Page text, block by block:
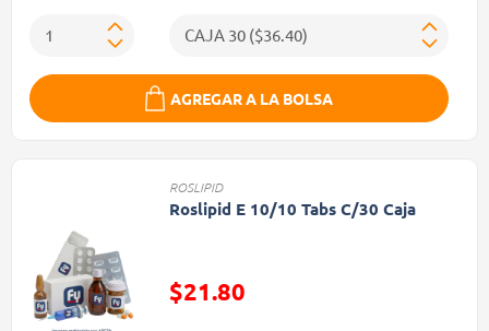
AGREGAR A LA BOLSA
ROSLIPID
Roslipid E 10/10 Tabs C/30 Caja
$21.80